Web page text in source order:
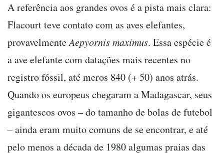
A referência aos grandes ovos é a pista mais clara:
Flacourt teve contato com as aves elefantes,
provavelmenteAepyornis maximus. Essa espécie é
a ave elefante com datações mais recentes no
registro fóssil, até meros 840 (+ 50) anos atrás.
Quando os europeus chegaram a Madagascar, seus
gigantescos ovos – do tamanho de bolas de futebol
– ainda eram muito comuns de se encontrar, e até
pelo menos a década de 1980 algumas praias das